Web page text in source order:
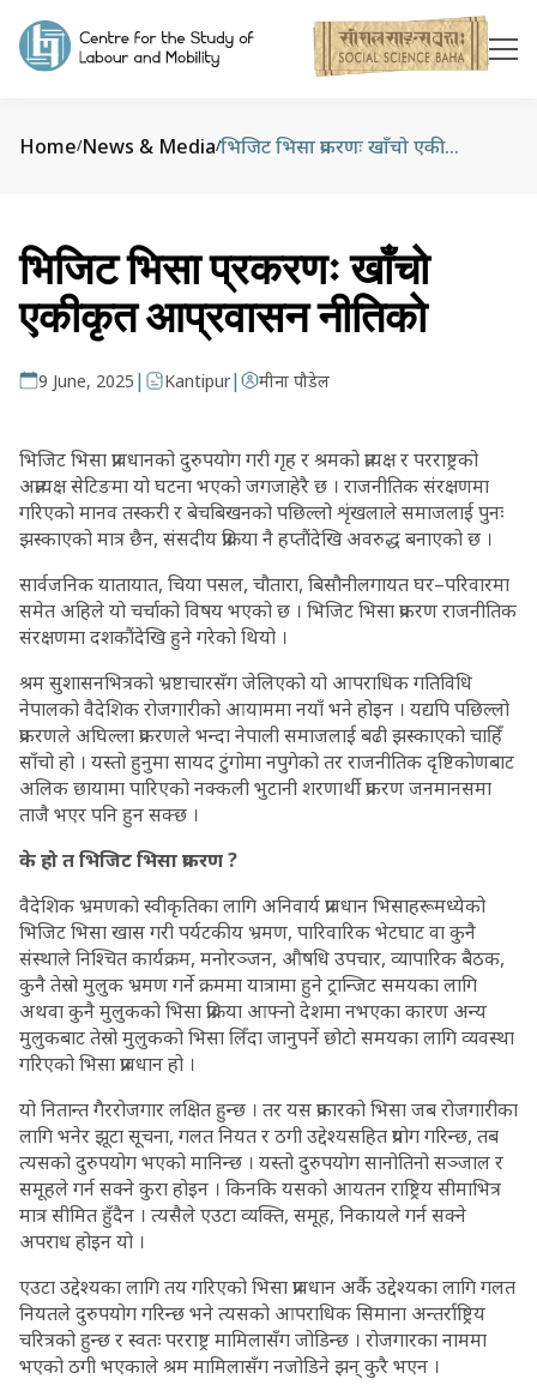
Home/News & Media/ भिजिट भिसा प्रकरणः खाँचो एकीकृत आप्रवासन नीतिको
भिजिट भिसा प्रकरणः खाँचो
एकीकृत आप्रवासन नीतिको
9 June, 2025 | Kantipur| मीना पौडेल
भिजिट भिसा प्रावधानको दुरुपयोग गरी गृह र श्रमको प्रत्यक्ष र परराष्ट्रको
अप्रत्यक्ष सेटिङमा यो घटना भएको जगजाहेरै छ । राजनीतिक संरक्षणमा
गरिएको मानव तस्करी र बेचबिखनको पछिल्लो शृंखलाले समाजलाई पुनः
झस्काएको मात्र छैन, संसदीय प्रक्रिया नै हप्तौंदेखि अवरुद्ध बनाएको छ ।
सार्वजनिक यातायात, चिया पसल, चौतारा, बिसौनीलगायत घर–परिवारमा
समेत अहिले यो चर्चाको विषय भएको छ । भिजिट भिसा प्रकरण राजनीतिक
संरक्षणमा दशकौंदेखि हुने गरेको थियो ।
श्रम सुशासनभित्रको भ्रष्टाचारसँग जेलिएको यो आपराधिक गतिविधि
नेपालको वैदेशिक रोजगारीको आयाममा नयाँ भने होइन । यद्यपि पछिल्लो
प्रकरणले अघिल्ला प्रकरणले भन्दा नेपाली समाजलाई बढी झस्काएको चाहिँ
साँचो हो । यस्तो हुनुमा सायद टुंगोमा नपुगेको तर राजनीतिक दृष्टिकोणबाट
अलिक छायामा पारिएको नक्कली भुटानी शरणार्थी प्रकरण जनमानसमा
ताजै भएर पनि हुन सक्छ ।
के हो त भिजिट भिसा प्रकरण ?
वैदेशिक भ्रमणको स्वीकृतिका लागि अनिवार्य प्रावधान भिसाहरूमध्येको
भिजिट भिसा खास गरी पर्यटकीय भ्रमण, पारिवारिक भेटघाट वा कुनै
संस्थाले निश्चित कार्यक्रम, मनोरञ्जन, औषधि उपचार, व्यापारिक बैठक,
कुनै तेस्रो मुलुक भ्रमण गर्ने क्रममा यात्रामा हुने ट्रान्जिट समयका लागि
अथवा कुनै मुलुकको भिसा प्रक्रिया आफ्नो देशमा नभएका कारण अन्य
मुलुकबाट तेस्रो मुलुकको भिसा लिँदा जानुपर्ने छोटो समयका लागि व्यवस्था
गरिएको भिसा प्रावधान हो ।
यो नितान्त गैररोजगार लक्षित हुन्छ । तर यस प्रकारको भिसा जब रोजगारीका
लागि भनेर झूटा सूचना, गलत नियत र ठगी उद्देश्यसहित प्रयोग गरिन्छ, तब
त्यसको दुरुपयोग भएको मानिन्छ । यस्तो दुरुपयोग सानोतिनो सञ्जाल र
समूहले गर्न सक्ने कुरा होइन । किनकि यसको आयतन राष्ट्रिय सीमाभित्र
मात्र सीमित हुँदैन । त्यसैले एउटा व्यक्ति, समूह, निकायले गर्न सक्ने
अपराध होइन यो ।
एउटा उद्देश्यका लागि तय गरिएको भिसा प्रावधान अर्कै उद्देश्यका लागि गलत
नियतले दुरुपयोग गरिन्छ भने त्यसको आपराधिक सिमाना अन्तर्राष्ट्रिय
चरित्रको हुन्छ र स्वतः परराष्ट्र मामिलासँग जोडिन्छ । रोजगारका नाममा
भएको ठगी भएकाले श्रम मामिलासँग नजोडिने झन् कुरै भएन ।